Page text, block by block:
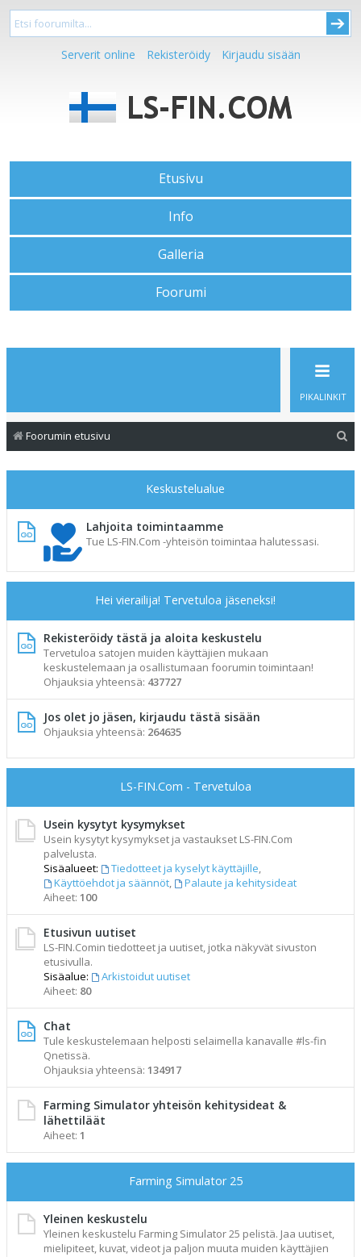
Serverit online Rekisteröidy Kirjaudu sisään
Etusivu
Info
Galleria
Foorumi
PIKALINKIT
Foorumin etusivu
Keskustelualue
Lahjoita toimintaamme
Tue LS-FIN.Com -yhteisön toimintaa halutessasi.
Hei vierailija! Tervetuloa jäseneksi!
Rekisteröidy tästä ja aloita keskustelu
Tervetuloa satojen muiden käyttäjien mukaan
keskustelemaan ja osallistumaan foorumin toimintaan!
Ohjauksia yhteensä: 437727
Jos olet jo jäsen, kirjaudu tästä sisään
Ohjauksia yhteensä: 264635
LS-FIN.Com - Tervetuloa
Usein kysytyt kysymykset
Usein kysytyt kysymykset ja vastaukset LS-FIN.Com
palvelusta.
Sisäalueet:
Tiedotteet ja kyselyt käyttäjille,
Käyttöehdot ja säännöt,
Palaute ja kehitysideat
Aiheet: 100
Etusivun uutiset
LS-FIN.Comin tiedotteet ja uutiset, jotka näkyvät sivuston
etusivulla.
Sisäalue:
Arkistoidut uutiset
Aiheet: 80
Chat
Tule keskustelemaan helposti selaimella kanavalle #ls-fin
Qnetissä.
Ohjauksia yhteensä: 134917
Farming Simulator yhteisön kehitysideat &
lähettiläät
Aiheet: 1
Farming Simulator 25
Yleinen keskustelu
Yleinen keskustelu Farming Simulator 25 pelistä. Jaa uutiset,
mielipiteet, kuvat, videot ja paljon muuta muiden käyttäjien